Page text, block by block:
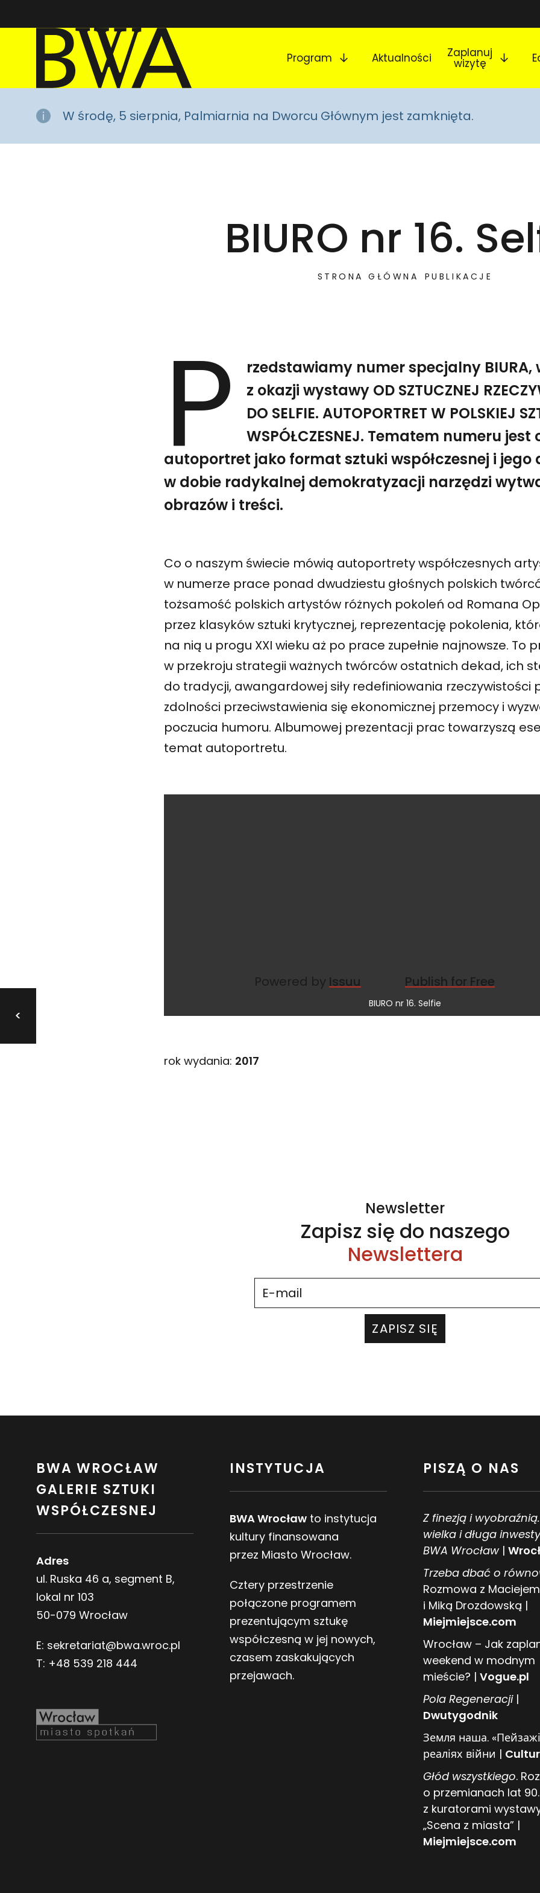
BWA Wrocław
Galerie Sztuki Współczesnej
Program Aktualności Zaplanuj
wizytę
W środę, 5 sierpnia, Palmiarnia na Dworcu Głównym jest zamknięta.
BIURO nr 16.
STRONA GŁÓWNA PUBLIKACJE
P
rzedstawiamy numer specjalny
z okazji wystawy OD SZTUCZNEJ
DO SELFIE. AUTOPORTRET W POLSKIEJ
WSPÓŁCZESNEJ. Tematem numeru
autoportret jako format sztuki współczesnej i
w dobie radykalnej demokratyzacji narzędzi
obrazów i treści.
Co o naszym świecie mówią autoportrety współczesnych
w numerze prace ponad dwudziestu głośnych polskich
tożsamość polskich artystów różnych pokoleń od Romana
przez klasyków sztuki krytycznej, reprezentację pokolenia,
na nią u progu XXI wieku aż po prace zupełnie najnowsze. To
w przekroju strategii ważnych twórców ostatnich dekad, ich
do tradycji, awangardowej siły redefiniowania rzeczywistości
zdolności przeciwstawienia się ekonomicznej przemocy i
poczucia humoru. Albumowej prezentacji prac towarzyszą
temat autoportretu.
Powered by Issuu Publish for Free
BIURO nr 16. Selfie
rok wydania: 2017
<
Newsletter
Zapisz się do naszego
Newslettera
ZAPISZ SIĘ
BWA WROCŁAW
GALERIE SZTUKI
WSPÓŁCZESNEJ
Adres
ul. Ruska 46 a, segment B,
lokal nr 103
50-079 Wrocław
E: sekretariat@bwa.wroc.pl
T: +48 539 218 444
INSTYTUCJA
BWA Wrocław to instytucja
kultury finansowana
przez Miasto Wrocław.
Cztery przestrzenie
połączone programem
prezentującym sztukę
współczesną w jej nowych,
czasem zaskakujących
przejawach.
PISZĄ O NAS
Z finezją i
wielka i długa
BWA Wrocław|
Trzeba dbać o
Rozmowa z
i Miką Drozdowską |
Miejmiejsce.com
Wrocław – Jak
weekend w modnym
mieście? | Vogue.pl
Pola Regeneracji |
Dwutygodnik
Земля наша.
реаліях війни |
Głód wszystkiego.
o przemianach lat 90.
z kuratorami
„Scena z miasta” |
Miejmiejsce.com